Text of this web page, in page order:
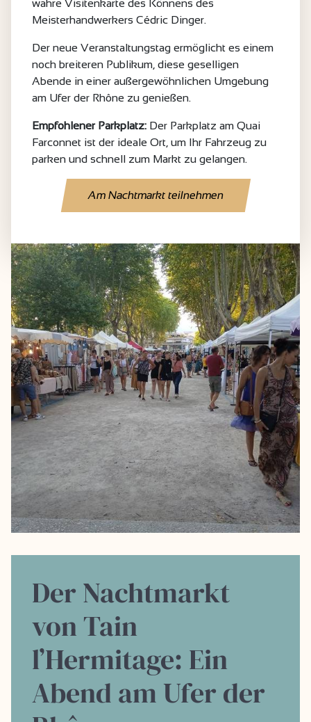
wahre Visitenkarte des Könnens des
Meisterhandwerkers Cédric Dinger.
Der neue Veranstaltungstag ermöglicht es einem
noch breiteren Publikum, diese geselligen
Abende in einer außergewöhnlichen Umgebung
am Ufer der Rhône zu genießen.
Empfohlener Parkplatz: Der Parkplatz am Quai
Farconnet ist der ideale Ort, um Ihr Fahrzeug zu
parken und schnell zum Markt zu gelangen.
Am Nachtmarkt teilnehmen
Der Nachtmarkt
von Tain
l’Hermitage: Ein
Abend am Ufer der